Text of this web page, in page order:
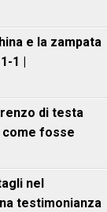
e la zampata
1 |
di testa
come fosse
nel
testimonianza